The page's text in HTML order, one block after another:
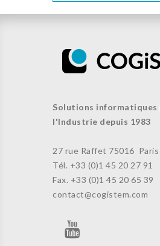
Solutions
l'Industrie depuis 1983
27 rue Raffet 75016 Paris
Tél. +33 (0)1 45 20 27 91
Fax. +33 (0)1 45 20 65 39
contact@cogistem.com